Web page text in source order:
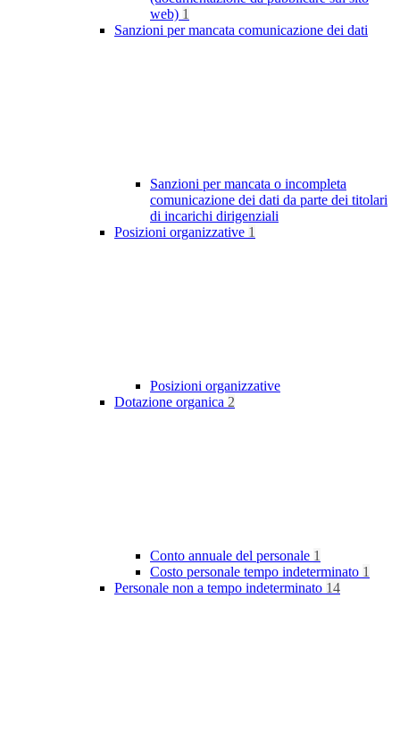
web) 1
Sanzioni per mancata comunicazione dei dati
Sanzioni per mancata o incompleta
comunicazione dei dati da parte dei titolari
di incarichi dirigenziali
Posizioni organizzative 1
Posizioni organizzative
Dotazione organica 2
Conto annuale del personale 1
Costo personale tempo indeterminato 1
Personale non a tempo indeterminato 14